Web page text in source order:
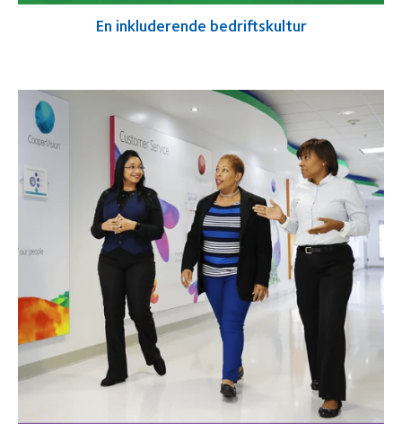
En inkluderende bedriftskultur